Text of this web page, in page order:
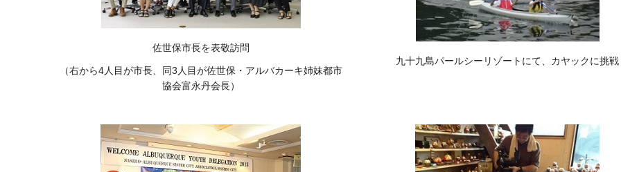
佐世保市長を表敬訪問
（右から4人目が市長、同3人目が佐世保・アルバカーキ姉妹都市
協会富永丹会長）
九十九島パールシーリゾートにて、カヤックに挑戦